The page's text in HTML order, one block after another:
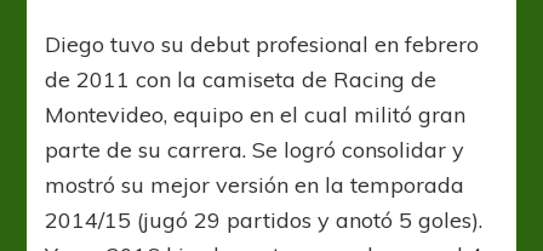
Diego tuvo su debut profesional en febrero
de 2011 con la camiseta de Racing de
Montevideo, equipo en el cual militó gran
parte de su carrera. Se logró consolidar y
mostró su mejor versión en la temporada
2014/15 (jugó 29 partidos y anotó 5 goles).